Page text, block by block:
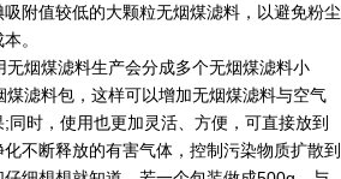
附值较低的大颗粒无烟煤滤料，以避免粉尘
。
烟煤滤料生产会分成多个无烟煤滤料小
滤料包，这样可以增加无烟煤滤料与空气
同时，使用也更加灵活、方便，可直接放到
不断释放的有害气体，控制污染物质扩散到